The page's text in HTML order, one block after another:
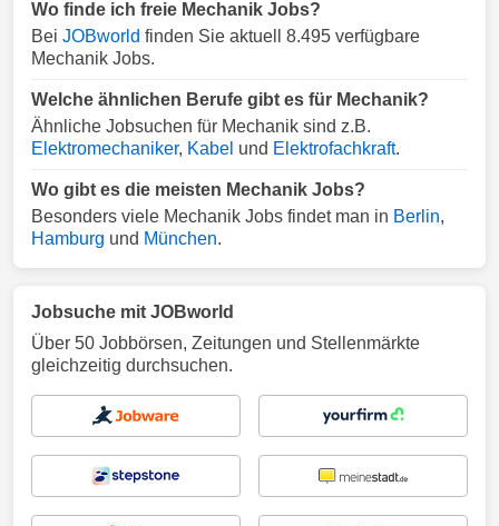
Wo finde ich freie Mechanik Jobs?
Bei JOBworld finden Sie aktuell 8.495 verfügbare
Mechanik Jobs.
Welche ähnlichen Berufe gibt es für Mechanik?
Ähnliche Jobsuchen für Mechanik sind z.B.
Elektromechaniker, Kabel und Elektrofachkraft.
Wo gibt es die meisten Mechanik Jobs?
Besonders viele Mechanik Jobs findet man in Berlin,
Hamburg und München.
Jobsuche mit JOBworld
Über 50 Jobbörsen, Zeitungen und Stellenmärkte
gleichzeitig durchsuchen.